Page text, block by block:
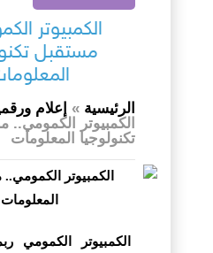
الكمبيوتر
مستقبل
الرئيسية » إعلام
الكمبيوتر الكمومي..
تكنولوجيا المعلومات
الكمبيوتر الكمومي